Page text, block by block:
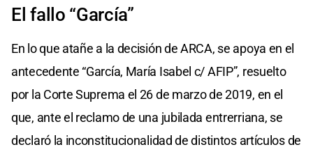
El fallo “García”
En lo que atañe a la decisión de ARCA, se apoya en el
antecedente “García, María Isabel c/ AFIP”, resuelto
por la Corte Suprema el 26 de marzo de 2019, en el
que, ante el reclamo de una jubilada entrerriana, se
declaró la inconstitucionalidad de distintos artículos de